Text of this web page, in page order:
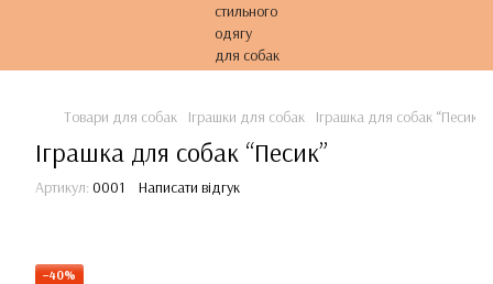
Товари для собак Іграшки для собак Іграшка для собак “Песик”
Іграшка для собак “Песик”
Артикул: 0001 Написати відгук
−40%